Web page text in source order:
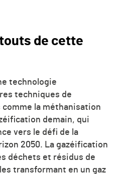
de cette
technologie
techniques de
la méthanisation
demain, qui
vers le défi de la
2050. La gazéification
déchets et résidus de
transformant en un gaz